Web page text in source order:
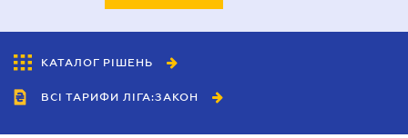
КАТАЛОГ РІШЕНЬ
ВСІ ТАРИФИ ЛІГА:ЗАКОН